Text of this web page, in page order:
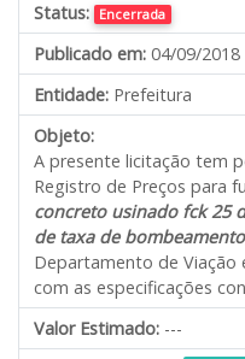
Status: Encerrada
Publicado em: 04/09/2018
Entidade: Prefeitura
Objeto:
A presente licitação tem
Registro de Preços para
concreto usinado fck 25
de taxa de bombeamento
Departamento de Viação
com as especificações
Valor Estimado: ---